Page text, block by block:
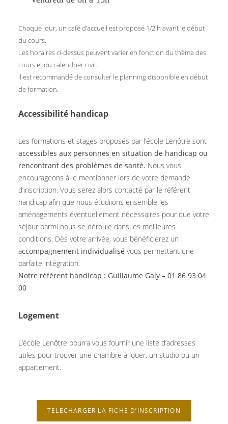
Chaque jour, un café d’accueil est proposé 1/2 h avant le début
du cours.
Les horaires ci-dessus peuvent varier en fonction du thème des
cours et du calendrier civil.
Il est recommandé de consulter le planning disponible en début
de formation.
Accessibilité handicap
Les formations et stages proposés par l’école Lenôtre sont
accessibles aux personnes en situation de handicap ou
rencontrant des problèmes de santé. Nous vous
encourageons à le mentionner lors de votre demande
d’inscription. Vous serez alors contacté par le référent
handicap afin que nous étudiions ensemble les
aménagements éventuellement nécessaires pour que votre
séjour parmi nous se déroule dans les meilleures
conditions. Dès votre arrivée, vous bénéficierez un
accompagnement individualisé vous permettant une
parfaite intégration.
Notre référent handicap : Guillaume Galy – 01 86 93 04
00
Logement
L’école Lenôtre pourra vous fournir une liste d’adresses
utiles pour trouver une chambre à louer, un studio ou un
appartement.
TELECHARGER LA FICHE D’INSCRIPTION